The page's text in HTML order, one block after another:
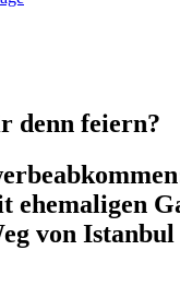
denn feiern?
ehemaligen
von Istanbul